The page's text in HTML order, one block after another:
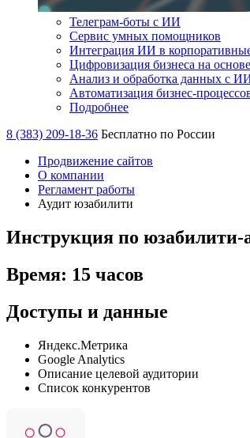
Телеграм-боты с ИИ
Сервис умных помощников
Интеграция ИИ в
Цифровизация бизнеса на
Анализ и обработка данных с
Автоматизация бизнес-
Подробнее
8 (383) 209-18-36 Бесплатно по России
Продвижение сайтов
О компании
Регламент работы
Аудит юзабилити
Инструкция по юзабилити-
Время: 15 часов
Доступы и данные
Яндекс.Метрика
Google Analytics
Описание целевой аудитории
Список конкурентов